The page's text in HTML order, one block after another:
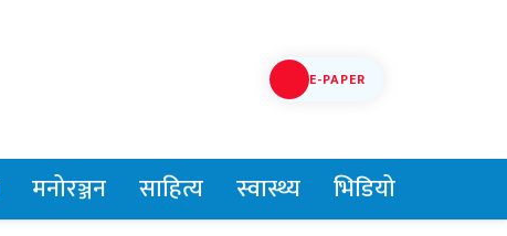
E-PAPER
मनोरञ्जन साहित्य स्वास्थ्य भिडियो